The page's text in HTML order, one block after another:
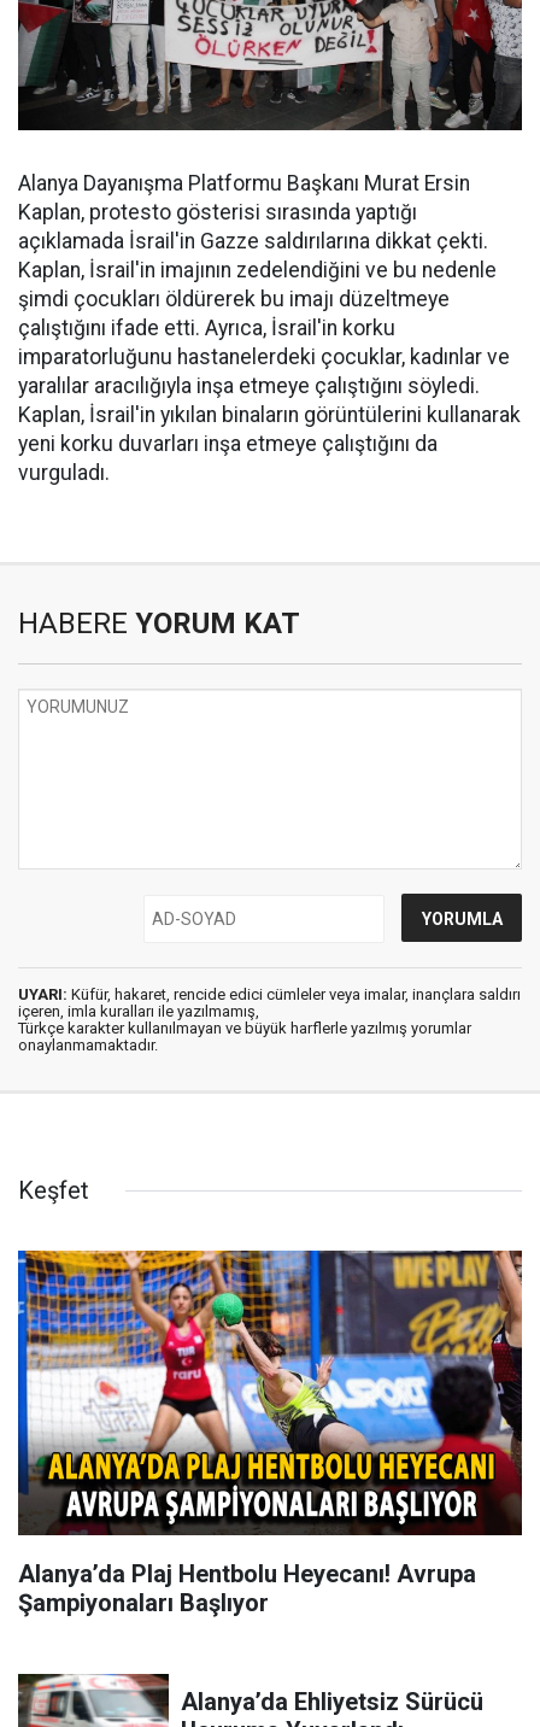
Alanya Dayanışma Platformu Başkanı Murat Ersin
Kaplan, protesto gösterisi sırasında yaptığı
açıklamada İsrail'in Gazze saldırılarına dikkat çekti.
Kaplan, İsrail'in imajının zedelendiğini ve bu nedenle
şimdi çocukları öldürerek bu imajı düzeltmeye
çalıştığını ifade etti. Ayrıca, İsrail'in korku
imparatorluğunu hastanelerdeki çocuklar, kadınlar ve
yaralılar aracılığıyla inşa etmeye çalıştığını söyledi.
Kaplan, İsrail'in yıkılan binaların görüntülerini kullanarak
yeni korku duvarları inşa etmeye çalıştığını da
vurguladı.
HABERE YORUM KAT
UYARI: Küfür, hakaret, rencide edici cümleler veya imalar, inançlara saldırı
içeren, imla kuralları ile yazılmamış,
Türkçe karakter kullanılmayan ve büyük harflerle yazılmış yorumlar
onaylanmamaktadır.
Keşfet
Alanya’da Plaj Hentbolu Heyecanı! Avrupa
Şampiyonaları Başlıyor
Alanya’da Ehliyetsiz Sürücü